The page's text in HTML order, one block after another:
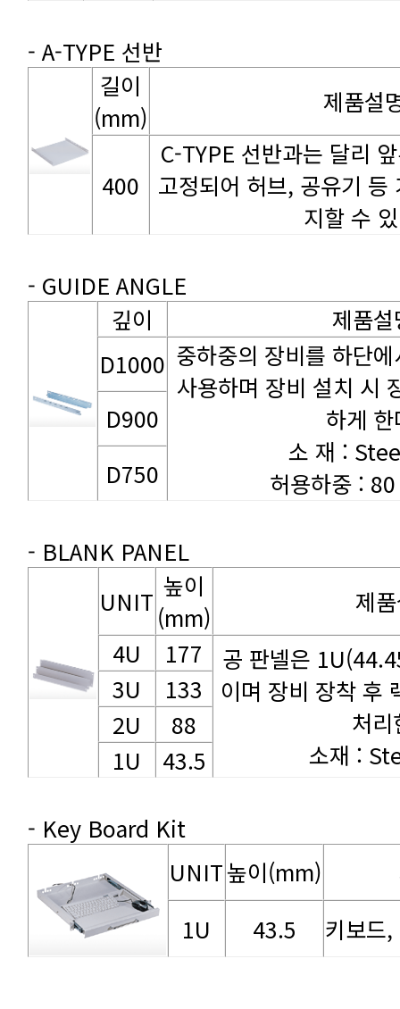
- A-TYPE 선반
(mm) 제품설
400
지할 수
- GUIDE ANGLE
깊이
제품
D1000
하게
소 재 :
허용하중 :
D900
D750
- BLANK PANEL
UNIT(mm)
제
4U
177
처
소재 :
3U
133
2U
88
1U
43.5
- Key Board Kit
UNIT높이(mm)
1U
43.5 키보드